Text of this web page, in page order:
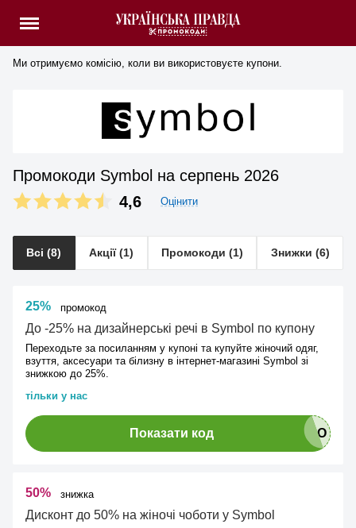
Ми отримуємо комісію, коли ви використовуєте купони.
Промокоди Symbol на серпень 2026
4,6
Оцінити
Всі (8) Акції (1) Промокоди (1) Знижки (6)
25% промокод
До -25% на дизайнерські речі в Symbol по купону
Переходьте за посиланням у купоні та купуйте жіночий одяг,
взуття, аксесуари та білизну в інтернет-магазині Symbol зі
знижкою до 25%.
тільки у нас
Показати код
50% знижка
Дисконт до 50% на жіночі чоботи у Symbol